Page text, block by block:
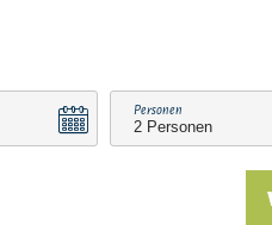
Personen